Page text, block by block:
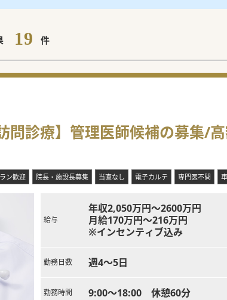
19 件
問診療】管理医師候補の募集/
ン歓迎 院長・施設長募集 当直なし 電子カルテ 専門医不問
給与
年収2,050万円～2600万円
月給170万円～216万円
※インセンティブ込み
勤務日数 週4～5日
勤務時間 9:00～18:00 休憩60分